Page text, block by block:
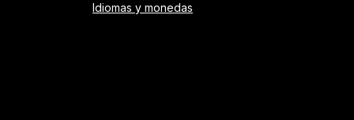
Idiomas y monedas